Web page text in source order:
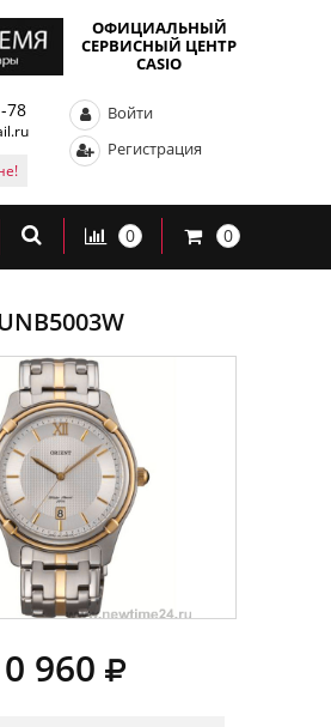
ОФИЦИАЛЬНЫЙ
СЕРВИСНЫЙ ЦЕНТР
CASIO
78
Войти
Регистрация
0 0
960